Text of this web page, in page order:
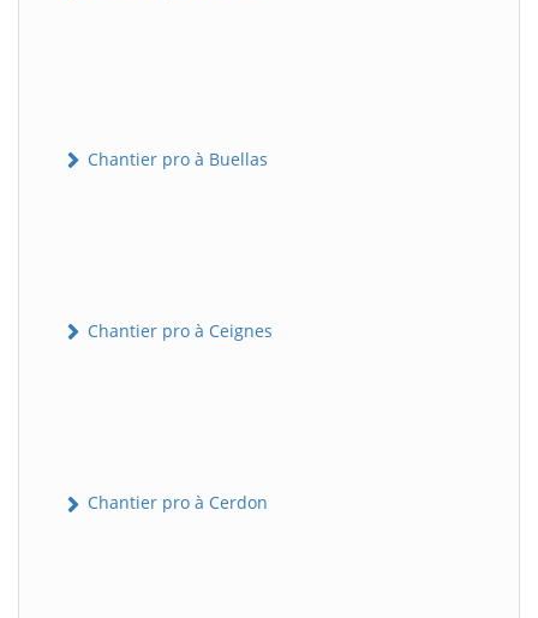
Chantier pro à Buellas
Chantier pro à Ceignes
Chantier pro à Cerdon